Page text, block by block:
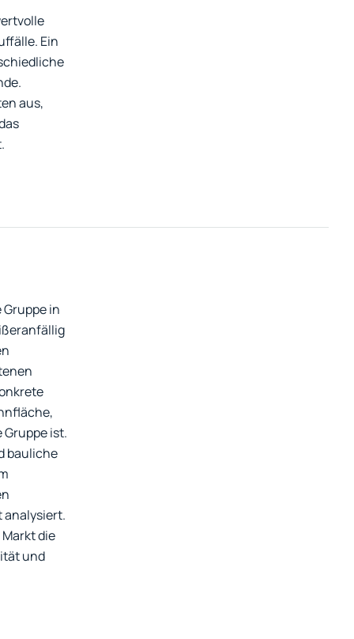
Ein
aus,
in
ist.
bauliche
analysiert.
die
und